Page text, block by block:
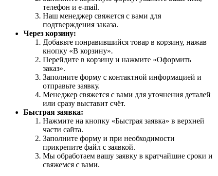
телефон и e-mail.
Наш менеджер свяжется с вами для
подтверждения заказа.
Через корзину:
Добавьте понравившийся товар в корзину, нажав
кнопку «В корзину».
Перейдите в корзину и нажмите «Оформить
заказ».
Заполните форму с контактной информацией и
отправьте заявку.
Менеджер свяжется с вами для уточнения деталей
или сразу выставит счёт.
Быстрая заявка:
Нажмите на кнопку «Быстрая заявка» в верхней
части сайта.
Заполните форму и при необходимости
прикрепите файл с заявкой.
Мы обработаем вашу заявку в кратчайшие сроки и
свяжемся с вами.